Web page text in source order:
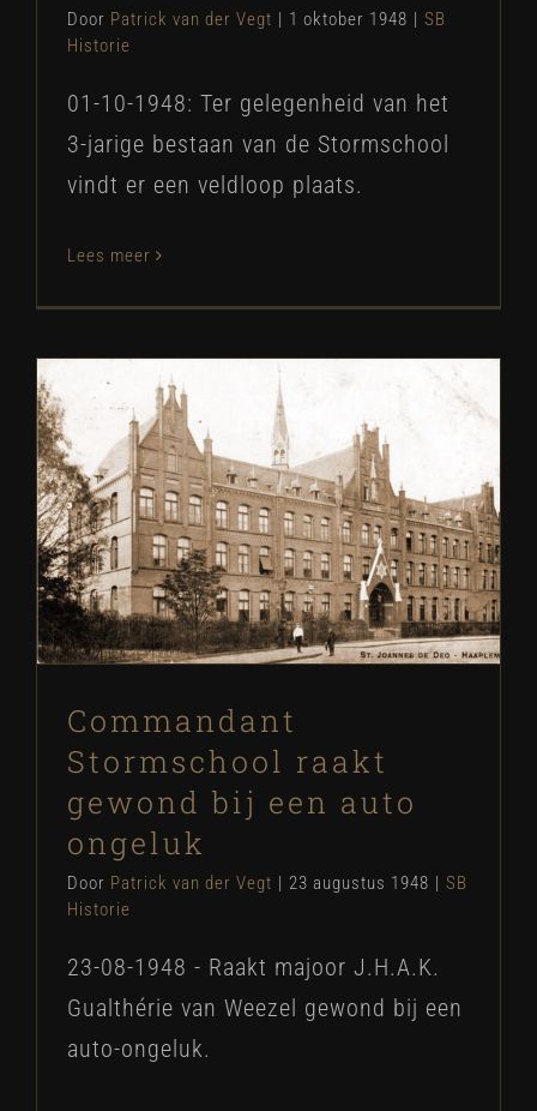
Door Patrick van der Vegt | 1 oktober 1948 | SB
Historie
01-10-1948: Ter gelegenheid van het
3-jarige bestaan van de Stormschool
vindt er een veldloop plaats.
Lees meer
Commandant Stormschool raakt
gewond bij een auto ongeluk
SB Historie
Commandant
Stormschool raakt
gewond bij een auto
ongeluk
Door Patrick van der Vegt | 23 augustus 1948 | SB
Historie
23-08-1948 - Raakt majoor J.H.A.K.
Gualthérie van Weezel gewond bij een
auto-ongeluk.